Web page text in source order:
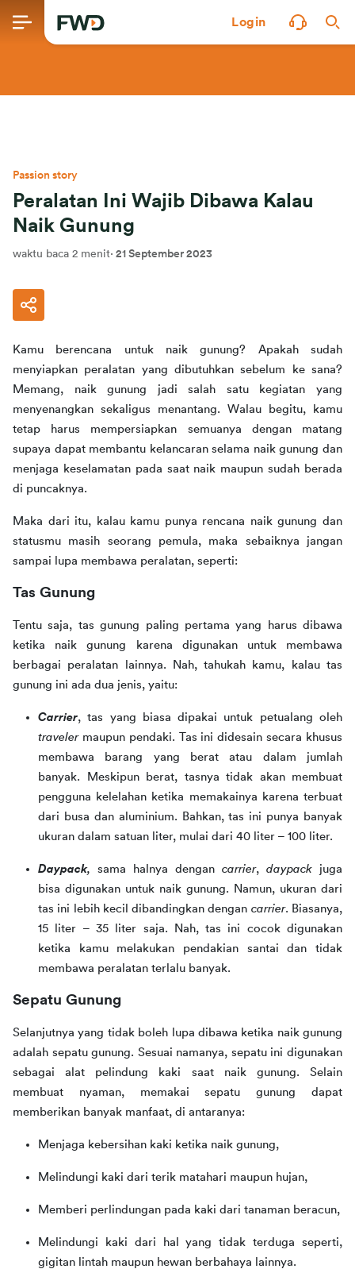
Login
Passion story
Peralatan Ini Wajib Dibawa Kalau
Naik Gunung
waktu baca 2 menit· 21 September 2023
Kamu berencana untuk naik gunung? Apakah sudah
menyiapkan peralatan yang dibutuhkan sebelum ke sana?
Memang, naik gunung jadi salah satu kegiatan yang
menyenangkan sekaligus menantang. Walau begitu, kamu
tetap harus mempersiapkan semuanya dengan matang
supaya dapat membantu kelancaran selama naik gunung dan
menjaga keselamatan pada saat naik maupun sudah berada
di puncaknya.
Maka dari itu, kalau kamu punya rencana naik gunung dan
statusmu masih seorang pemula, maka sebaiknya jangan
sampai lupa membawa peralatan, seperti:
Tas Gunung
Tentu saja, tas gunung paling pertama yang harus dibawa
ketika naik gunung karena digunakan untuk membawa
berbagai peralatan lainnya. Nah, tahukah kamu, kalau tas
gunung ini ada dua jenis, yaitu:
Carrier, tas yang biasa dipakai untuk petualang oleh
travelermaupun pendaki. Tas ini didesain secara khusus
membawa barang yang berat atau dalam jumlah
banyak. Meskipun berat, tasnya tidak akan membuat
pengguna kelelahan ketika memakainya karena terbuat
dari busa dan aluminium. Bahkan, tas ini punya banyak
ukuran dalam satuan liter, mulai dari 40 liter – 100 liter.
Daypack, sama halnya dengan carrier, daypack juga
bisa digunakan untuk naik gunung. Namun, ukuran dari
tas ini lebih kecil dibandingkan dengan carrier. Biasanya,
15 liter – 35 liter saja. Nah, tas ini cocok digunakan
ketika kamu melakukan pendakian santai dan tidak
membawa peralatan terlalu banyak.
Sepatu Gunung
Selanjutnya yang tidak boleh lupa dibawa ketika naik gunung
adalah sepatu gunung. Sesuai namanya, sepatu ini digunakan
sebagai alat pelindung kaki saat naik gunung. Selain
membuat nyaman, memakai sepatu gunung dapat
memberikan banyak manfaat, di antaranya:
Menjaga kebersihan kaki ketika naik gunung,
Melindungi kaki dari terik matahari maupun hujan,
Memberi perlindungan pada kaki dari tanaman beracun,
Melindungi kaki dari hal yang tidak terduga seperti,
gigitan lintah maupun hewan berbahaya lainnya.